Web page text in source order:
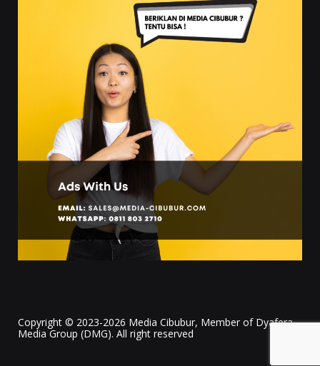
Copyright © 2023-2026 Media Cibubur, Member of Dyafera
Media Group (DMG). All right reserved